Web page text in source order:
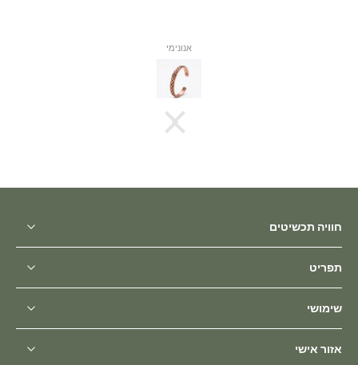
אנונימי
חוויה תכשיטים
תפריט
שימושי
אזור אישי